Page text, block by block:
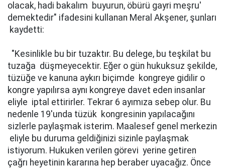
olacak, hadi bakalım buyurun, öbürü gayri meşru'
demektedir" ifadesini kullanan Meral Akşener, şunları
kaydetti:
"Kesinlikle bu bir tuzaktır. Bu delege, bu teşkilat bu
tuzağa düşmeyecektir. Eğer o gün hukuksuz şekilde,
tüzüğe ve kanuna aykırı biçimde kongreye gidilir o
kongre yapılırsa aynı kongreye davet eden insanlar
eliyle iptal ettirirler. Tekrar 6 ayımıza sebep olur. Bu
nedenle 19'unda tüzük kongresinin yapılacağını
sizlerle paylaşmak isterim. Maalesef genel merkezin
eliyle bu duruma geldiğinizi sizinle paylaşmak
istiyorum. Hukuken verilen görevi yerine getiren
çağrı heyetinin kararına hep beraber uyacağız. Önce